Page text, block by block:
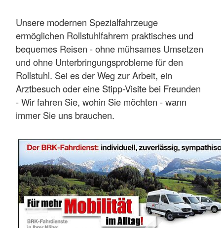
Unsere modernen Spezialfahrzeuge
ermöglichen Rollstuhlfahrern praktisches und
bequemes Reisen - ohne mühsames Umsetzen
und ohne Unterbringungsprobleme für den
Rollstuhl. Sei es der Weg zur Arbeit, ein
Arztbesuch oder eine Stipp-Visite bei Freunden
- Wir fahren Sie, wohin Sie möchten - wann
immer Sie uns brauchen.